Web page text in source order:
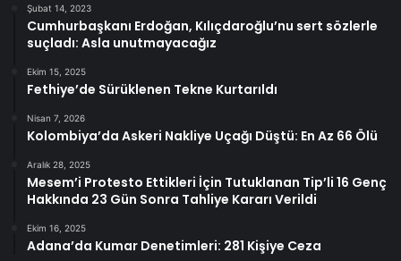
Şubat 14, 2023
Cumhurbaşkanı Erdoğan, Kılıçdaroğlu’nu sert sözlerle
suçladı: Asla unutmayacağız
Ekim 15, 2025
Fethiye’de Sürüklenen Tekne Kurtarıldı
Nisan 7, 2026
Kolombiya’da Askeri Nakliye Uçağı Düştü: En Az 66 Ölü
Aralık 28, 2025
Mesem’i Protesto Ettikleri İçin Tutuklanan Tip’li 16 Genç
Hakkında 23 Gün Sonra Tahliye Kararı Verildi
Ekim 16, 2025
Adana’da Kumar Denetimleri: 281 Kişiye Ceza